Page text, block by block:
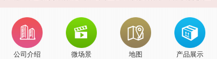
公司介绍 微场景 地图 产品展示